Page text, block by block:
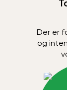
Der er
og